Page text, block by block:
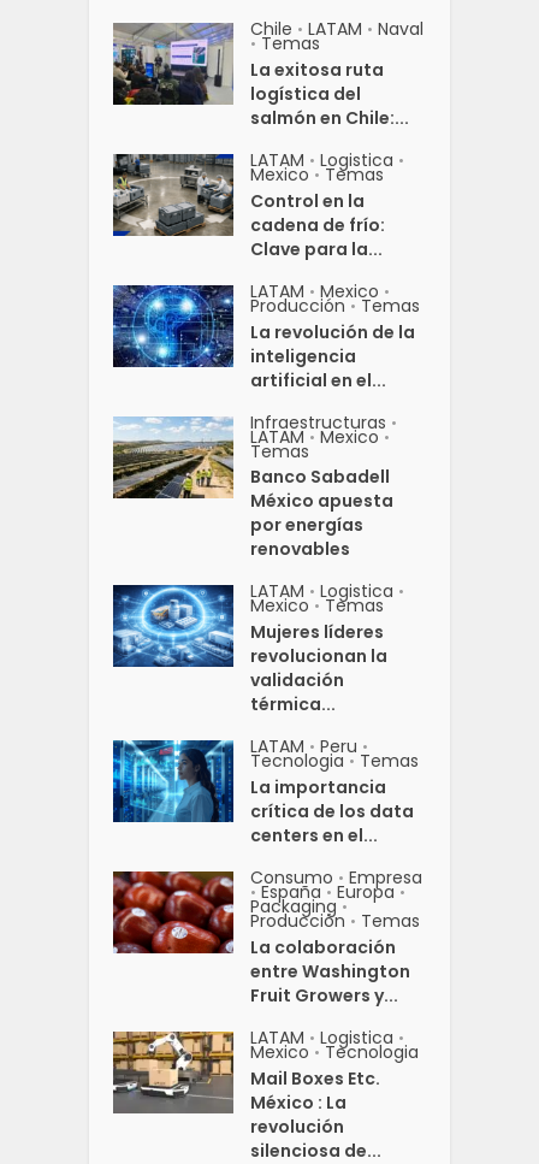
Chile • LATAM • Naval
• Temas
La exitosa ruta
logística del
salmón en Chile:...
LATAM • Logistica •
Mexico • Temas
Control en la
cadena de frío:
Clave para la...
LATAM • Mexico •
Producción • Temas
La revolución de la
inteligencia
artificial en el...
Infraestructuras •
LATAM • Mexico •
Temas
Banco Sabadell
México apuesta
por energías
renovables
LATAM • Logistica •
Mexico • Temas
Mujeres líderes
revolucionan la
validación
térmica...
LATAM • Peru •
Tecnologia • Temas
La importancia
crítica de los data
centers en el...
Consumo • Empresa
• España • Europa •
Packaging •
Producción • Temas
La colaboración
entre Washington
Fruit Growers y...
LATAM • Logistica •
Mexico • Tecnologia
Mail Boxes Etc.
México : La
revolución
silenciosa de...